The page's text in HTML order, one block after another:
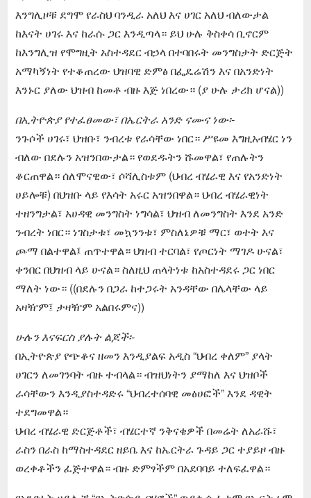
እንግሊዞቹ ደግሞ የራስህ ባንዲራ አለህ እና ሀገር አለህ ብለውታል
ከእናት ሀገሩ እና ከራሱ ጋር እንዲጣላ። ይህ ሁሉ ቅስቀሳ ቢኖርም
ከእንግሊዝ የሞግዚት አስተዳደር ብኃላ በተባበሩት መንግስታት ድርጅት
አማካኝነት የተቆጠረው ህዝባዊ ድምፅ በፌዴሬሽን እና በአንድነት
እንኑር ያለው ህዝብ ከመቶ ብዙ እጅ ነበረው። (ያ ሁሉ ታሪክ ሆናል))
በኢትዮጵያ የተፈፀመው፣ በኤርትራ አንድ ናሙና ነው፡-
ንጉሶች ሀገሩ፣ ህዝቡ፣ ንብረቱ የራሳቸው ነበር። ሥዩመ እግዚአብሄር ነን
ብለው በደሉን አዝንበውታል። የወደዱትን ሹመዋል፣ የጠሉትን
ቆርጠዋል። ሰለሞናዊው፣ ሶሻሊስቱም (ህብረ ብሄራዊ እና የአንድነት
ሀይሎቹ) በህዝቡ ላይ የእሳት አሩር አዝንበዋል። ህብረ ብሄራዊነት
ተዘንግታል፣ አሀዳዊ መንግስት ነግሳል፣ ህዝብ ለመንግስት እንደ አንድ
ንብረት ነበር። ነገስታቱ፣ መኳንንቱ፣ ምስለኔዎቹ ማር፣ ወተት እና
ጮማ በልተዋል፤ ጠጥተዋል። ህዝብ ተርባል፣ የጦርነት ማገዶ ሁናል፣
ቀንበር በህዝብ ላይ ሁናል። ስለዚህ ጠላትነቱ ከአስተዳደሩ ጋር ነበር
ማለት ነው። ((በደሉን በጋራ ከተጋሩት አንዳቸው በሌላቸው ላይ
አዛዥም፤ ታዛዥም አልበሩምና))
ሁሉን እናፍርስ ያሉት ልጆች፡-
በኢትዮጵያ የጭቆና ዘመን እንዲያልፍ አዲስ “ህብረ ቀለም” ያላት
ሀገርን ለመገንባት ብዙ ተብላል። ብዝህነትን ያማከለ እና ህዝቦች
ራሳቸውን እንዲያስተዳድሩ “ህብረተሰባዊ መፅሀፎች” እንደ ዳዊት
ተደግመዋል።
ህብረ ብሄራዊ ድርጅቶች፣ ብሄርተኛ ንቅናቄዎች በመሬት ለአራሹ፣
ራስን በራስ ከማስተዳደር ዘይቤ እና ከኤርትራ ጉዳይ ጋር ተያይዞ ብዙ
ወረቀቶችን ፈጅተዋል። ብዙ ድምፃችም በአደባባይ ተለፍፈዋል።